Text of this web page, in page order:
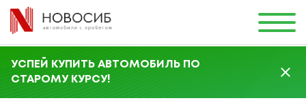
УСПЕЙ КУПИТЬ АВТОМОБИЛЬ ПО
СТАРОМУ КУРСУ!